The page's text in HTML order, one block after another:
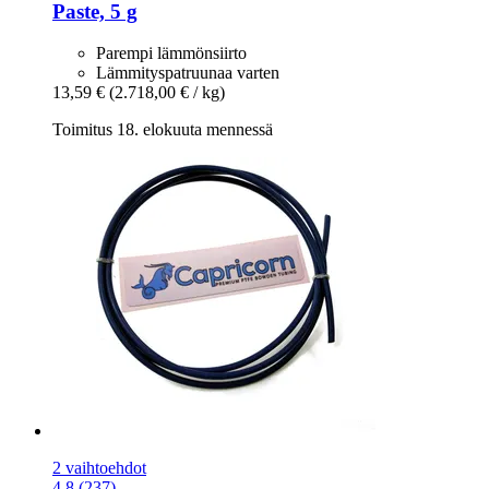
Paste, 5 g
Parempi lämmönsiirto
Lämmityspatruunaa varten
13,59 € (2.718,00 € / kg)
Toimitus 18. elokuuta mennessä
2 vaihtoehdot